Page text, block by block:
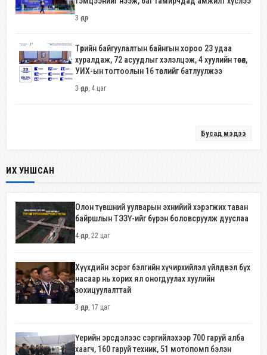
3 өдөр
Төрийн байгуулалтын байнгын хороо 23 удаа
хуралдаж, 72 асуудлыг хэлэлцэж, 4 хуулийн төсөл,
УИХ-ын тогтоолын 16 төслийг батлуулжээ
3 өдөр, 4 цаг
Бусад мэдээ
ИХ УНШСАН
Олон түвшний уулварын эхнийий хэрэгжих таван
байршлын ТЭЗҮ-ийг бүрэн боловсруулж дууслаа
4 өдөр, 22 цаг
Хүүхдийн эсрэг бэлгийн хүчирхийлэл үйлдвэл бүх
насаар нь хорих ял оногдуулах хуулийн
зохицуулалттай
3 өдөр, 17 цаг
Үерийн эрсдэлээс сэргийлэхээр 700 гаруй алба
хаагч, 160 гаруй техник, 51 мотопомп бэлэн